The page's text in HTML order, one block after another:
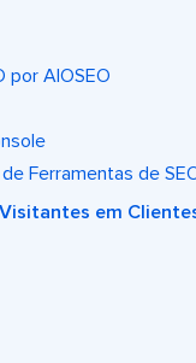
por AIOSEO
Ferramentas de
em